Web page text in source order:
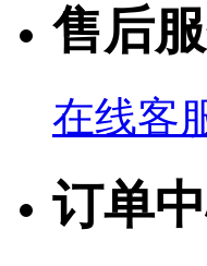
售后
在线客
订单